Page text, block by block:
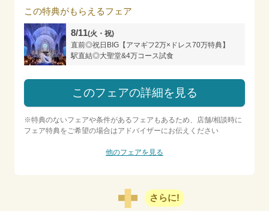
この特典がもらえるフェア
8/11(火・祝)
直前◎祝日BIG【アマギフ2万×ドレス70万特典】
駅直結◎大聖堂&4万コース試食
このフェアの詳細を見る
※特典のないフェアや条件があるフェアもあるため、店舗/相談時に
フェア特典をご希望の場合はアドバイザーにお伝えください
他のフェアを見る
さらに!